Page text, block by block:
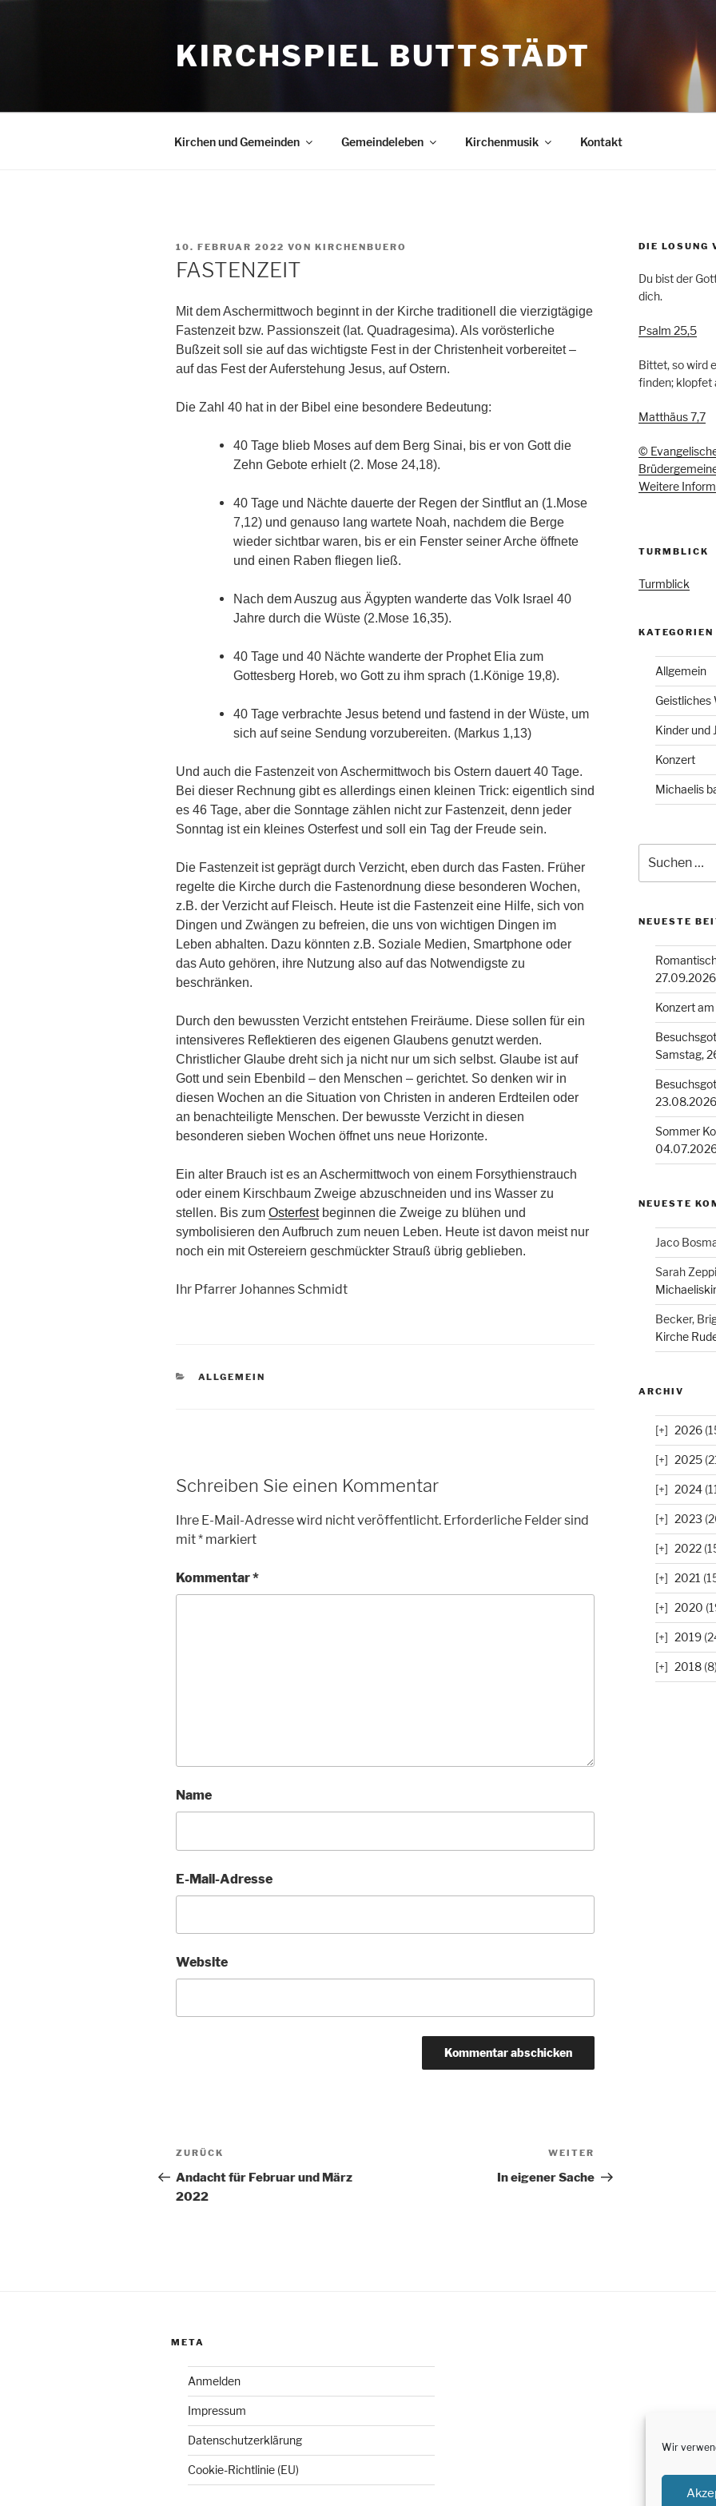
Wir
KIRCHSPIEL BUTTSTÄDT
Kirchen und Gemeinden Gemeindeleben Kirchenmusik Kontakt
VERÖFFENTLICHT
10. FEBRUAR 2022 VON KIRCHENBUERO
FASTENZEIT
Mit dem Aschermittwoch beginnt in der Kirche traditionell die vierzigtägige
Fastenzeit bzw. Passionszeit (lat. Quadragesima). Als vorösterliche
Bußzeit soll sie auf das wichtigste Fest in der Christenheit vorbereitet –
auf das Fest der Auferstehung Jesus, auf Ostern.
Die Zahl 40 hat in der Bibel eine besondere Bedeutung:
40 Tage blieb Moses auf dem Berg Sinai, bis er von Gott die
Zehn Gebote erhielt (2. Mose 24,18).
40 Tage und Nächte dauerte der Regen der Sintflut an (1.Mose
7,12) und genauso lang wartete Noah, nachdem die Berge
wieder sichtbar waren, bis er ein Fenster seiner Arche öffnete
und einen Raben fliegen ließ.
Nach dem Auszug aus Ägypten wanderte das Volk Israel 40
Jahre durch die Wüste (2.Mose 16,35).
40 Tage und 40 Nächte wanderte der Prophet Elia zum
Gottesberg Horeb, wo Gott zu ihm sprach (1.Könige 19,8).
40 Tage verbrachte Jesus betend und fastend in der Wüste, um
sich auf seine Sendung vorzubereiten. (Markus 1,13)
Und auch die Fastenzeit von Aschermittwoch bis Ostern dauert 40 Tage.
Bei dieser Rechnung gibt es allerdings einen kleinen Trick: eigentlich sind
es 46 Tage, aber die Sonntage zählen nicht zur Fastenzeit, denn jeder
Sonntag ist ein kleines Osterfest und soll ein Tag der Freude sein.
Die Fastenzeit ist geprägt durch Verzicht, eben durch das Fasten. Früher
regelte die Kirche durch die Fastenordnung diese besonderen Wochen,
z.B. der Verzicht auf Fleisch. Heute ist die Fastenzeit eine Hilfe, sich von
Dingen und Zwängen zu befreien, die uns von wichtigen Dingen im
Leben abhalten. Dazu könnten z.B. Soziale Medien, Smartphone oder
das Auto gehören, ihre Nutzung also auf das Notwendigste zu
beschränken.
Durch den bewussten Verzicht entstehen Freiräume. Diese sollen für ein
intensiveres Reflektieren des eigenen Glaubens genutzt werden.
Christlicher Glaube dreht sich ja nicht nur um sich selbst. Glaube ist auf
Gott und sein Ebenbild – den Menschen – gerichtet. So denken wir in
diesen Wochen an die Situation von Christen in anderen Erdteilen oder
an benachteiligte Menschen. Der bewusste Verzicht in diesen
besonderen sieben Wochen öffnet uns neue Horizonte.
Ein alter Brauch ist es an Aschermittwoch von einem Forsythienstrauch
oder einem Kirschbaum Zweige abzuschneiden und ins Wasser zu
stellen. Bis zum Osterfestbeginnen die Zweige zu blühen und
symbolisieren den Aufbruch zum neuen Leben. Heute ist davon meist nur
noch ein mit Ostereiern geschmückter Strauß übrig geblieben.
Ihr Pfarrer Johannes Schmidt
KATEGORIEN
ALLGEMEIN
Schreiben Sie einen Kommentar
Ihre E-Mail-Adresse wird nicht veröffentlicht. Erforderliche Felder sind
mit* markiert
Kommentar*
Name
E-Mail-Adresse
Website
Beitragsnavigation
Vorheriger
Beitrag
ZURÜCK
Andacht für Februar und März
2022
Beitrag
WEITER
In eigener Sache
DIE LOSUNG
Du bist der
dich.
Psalm 25,5
Bittet, so wird
finden; klopfet
Matthäus 7,7
©
Weitere
TURMBLICK
Turmblick
KATEGORIEN
Allgemein
Geistliches
Kinder und
Konzert
Michaelis
nach:
NEUESTE
Konzert
Samstag,
Sommer
NEUESTE
Jaco
Sarah
Becker,
Kirche
ARCHIV
2026
2025
2024
2023
2022
2021
2020
2019
2018(8)
META
Anmelden
Impressum
Datenschutzerklärung
Cookie-Richtlinie (EU)